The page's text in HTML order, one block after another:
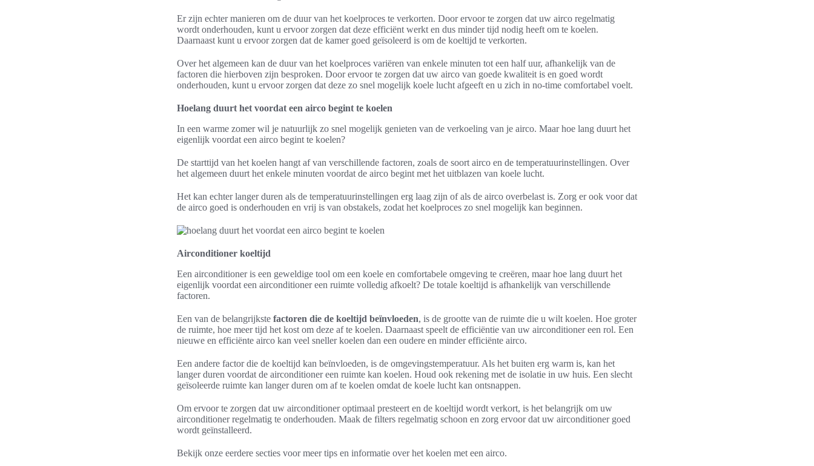
Er zijn echter manieren om de duur van het koelproces te verkorten. Door ervoor te zorgen dat uw airco regelmatig
wordt onderhouden, kunt u ervoor zorgen dat deze efficiënt werkt en dus minder tijd nodig heeft om te koelen.
Daarnaast kunt u ervoor zorgen dat de kamer goed geïsoleerd is om de koeltijd te verkorten.
Over het algemeen kan de duur van het koelproces variëren van enkele minuten tot een half uur, afhankelijk van de
factoren die hierboven zijn besproken. Door ervoor te zorgen dat uw airco van goede kwaliteit is en goed wordt
onderhouden, kunt u ervoor zorgen dat deze zo snel mogelijk koele lucht afgeeft en u zich in no-time comfortabel voelt.
Hoelang duurt het voordat een airco begint te koelen
In een warme zomer wil je natuurlijk zo snel mogelijk genieten van de verkoeling van je airco. Maar hoe lang duurt het
eigenlijk voordat een airco begint te koelen?
De starttijd van het koelen hangt af van verschillende factoren, zoals de soort airco en de temperatuurinstellingen. Over
het algemeen duurt het enkele minuten voordat de airco begint met het uitblazen van koele lucht.
Het kan echter langer duren als de temperatuurinstellingen erg laag zijn of als de airco overbelast is. Zorg er ook voor dat
de airco goed is onderhouden en vrij is van obstakels, zodat het koelproces zo snel mogelijk kan beginnen.
Airconditioner koeltijd
Een airconditioner is een geweldige tool om een koele en comfortabele omgeving te creëren, maar hoe lang duurt het
eigenlijk voordat een airconditioner een ruimte volledig afkoelt? De totale koeltijd is afhankelijk van verschillende
factoren.
Een van de belangrijkste factoren die de koeltijd beïnvloeden, is de grootte van de ruimte die u wilt koelen. Hoe groter
de ruimte, hoe meer tijd het kost om deze af te koelen. Daarnaast speelt de efficiëntie van uw airconditioner een rol. Een
nieuwe en efficiënte airco kan veel sneller koelen dan een oudere en minder efficiënte airco.
Een andere factor die de koeltijd kan beïnvloeden, is de omgevingstemperatuur. Als het buiten erg warm is, kan het
langer duren voordat de airconditioner een ruimte kan koelen. Houd ook rekening met de isolatie in uw huis. Een slecht
geïsoleerde ruimte kan langer duren om af te koelen omdat de koele lucht kan ontsnappen.
Om ervoor te zorgen dat uw airconditioner optimaal presteert en de koeltijd wordt verkort, is het belangrijk om uw
airconditioner regelmatig te onderhouden. Maak de filters regelmatig schoon en zorg ervoor dat uw airconditioner goed
wordt geïnstalleerd.
Bekijk onze eerdere secties voor meer tips en informatie over het koelen met een airco.